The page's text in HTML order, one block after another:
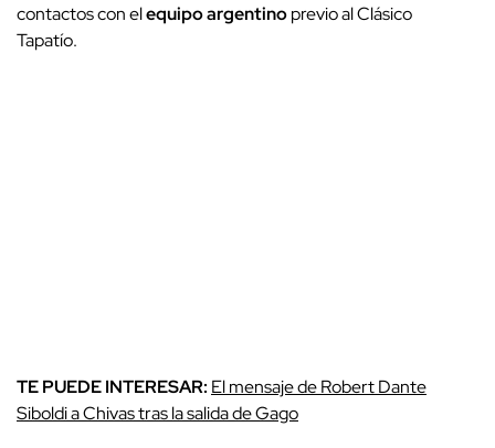
contactos con elequipo argentinoprevio al Clásico
Tapatío.
TE PUEDE INTERESAR: El mensaje de Robert Dante
Siboldi a Chivas tras la salida de Gago